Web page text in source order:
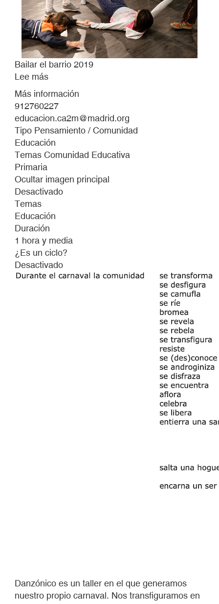
Bailar el barrio 2019
Lee más
Bailar
el
barrio
2019
Más información
912760227
educacion.ca2m@madrid.org
Tipo Pensamiento / Comunidad
Educación
Temas Comunidad Educativa
Primaria
Ocultar imagen principal
Desactivado
Temas
Educación
Duración
1 hora y media
¿Es un ciclo?
Desactivado
Danzónico es un taller en el que generamos
nuestro propio carnaval. Nos transfiguramos en